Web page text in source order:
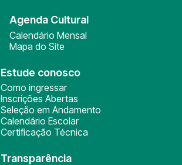
Agenda Cultural
Calendário Mensal
Mapa do Site
Estude conosco
Como ingressar
Inscrições Abertas
Seleção em Andamento
Calendário Escolar
Certificação Técnica
Transparência